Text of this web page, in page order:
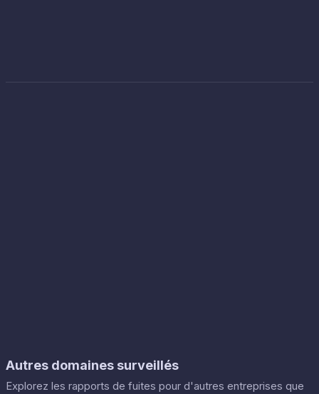
Autres domaines surveillés
Explorez les rapports de fuites pour d'autres entreprises que